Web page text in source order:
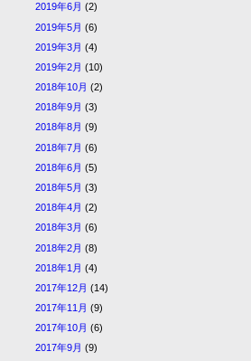
2019年6月 (2)
2019年5月 (6)
2019年3月 (4)
2019年2月 (10)
2018年10月 (2)
2018年9月 (3)
2018年8月 (9)
2018年7月 (6)
2018年6月 (5)
2018年5月 (3)
2018年4月 (2)
2018年3月 (6)
2018年2月 (8)
2018年1月 (4)
2017年12月 (14)
2017年11月 (9)
2017年10月 (6)
2017年9月 (9)